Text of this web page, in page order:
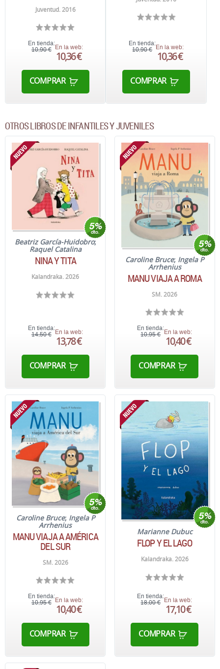
Juventud. 2016
En tienda:
10,90 € En la web:
10,36 €
COMPRAR
En tienda:
10,90 € En la web:
10,36 €
COMPRAR
OTROS LIBROS DE INFANTILES Y JUVENILES
Beatriz García-Huidobro;
Raquel Catalina
NINA Y TITA
Kalandraka. 2026
En tienda:
14,50 € En la web:
13,78 €
COMPRAR
Caroline Bruce; Ingela P
Arrhenius
MANU VIAJA A ROMA
SM. 2026
En tienda:
10,95 €
En la web:
10,40 €
COMPRAR
Caroline Bruce; Ingela P
Arrhenius
MANU VIAJA A AMÉRICA
DEL SUR
SM. 2026
En tienda:
10,95 € En la web:
10,40 €
COMPRAR
Marianne Dubuc
FLOP Y EL LAGO
Kalandraka. 2026
En tienda:
18,00 €
En la web:
17,10 €
COMPRAR